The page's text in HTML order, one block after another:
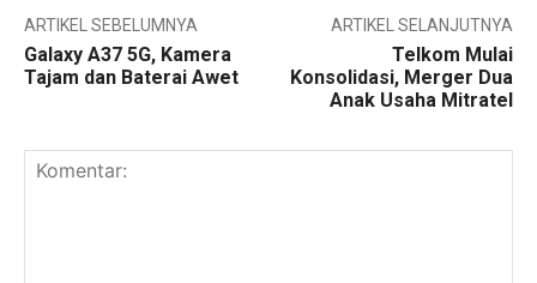
ARTIKEL SEBELUMNYA
Galaxy A37 5G, Kamera
Tajam dan Baterai Awet
ARTIKEL SELANJUTNYA
Telkom Mulai
Konsolidasi, Merger Dua
Anak Usaha Mitratel